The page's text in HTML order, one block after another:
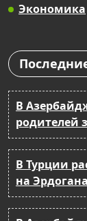
Экономика
В
родителей
В Турции
на Эрдогана